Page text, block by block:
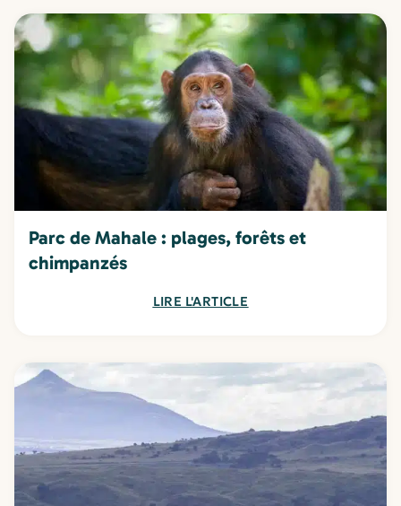
Parc de Mahale : plages, forêts et
chimpanzés
LIRE L'ARTICLE